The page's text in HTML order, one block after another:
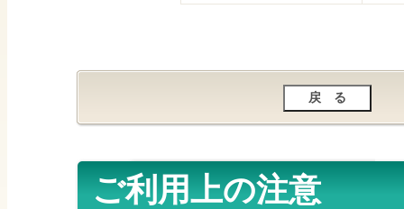
ご利用上の注意